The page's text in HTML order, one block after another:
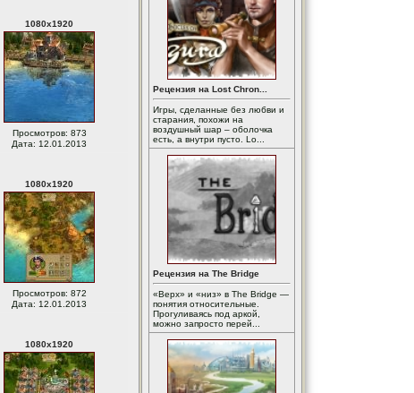
1080x1920
Просмотров: 873
Дата: 12.01.2013
1080x1920
Просмотров: 872
Дата: 12.01.2013
1080x1920
Рецензия на Lost Chron...
Игры, сделанные без любви и
старания, похожи на
воздушный шар – оболочка
есть, а внутри пусто. Lo...
Рецензия на The Bridge
«Верх» и «низ» в The Bridge —
понятия относительные.
Прогуливаясь под аркой,
можно запросто перей...